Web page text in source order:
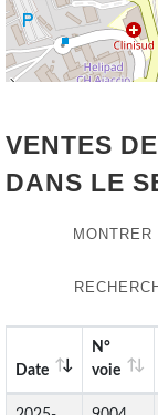
VENTES
DANS LE
MONTRER
Date
N°
voie